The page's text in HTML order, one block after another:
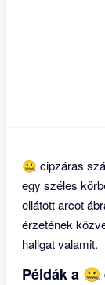
🤐 cipzáras
egy széles
ellátott arcot
érzetének
hallgat valamit.
Példák a